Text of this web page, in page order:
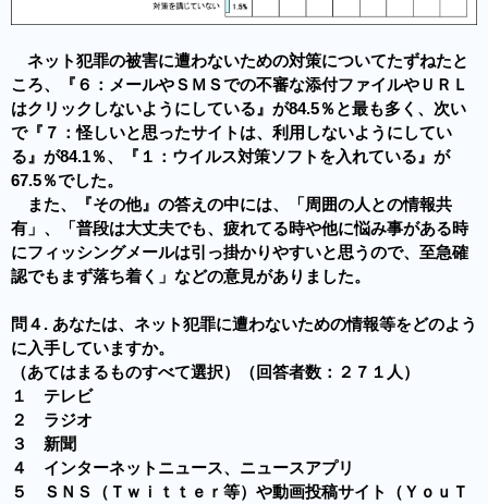
ネット犯罪の被害に遭わないための対策についてたずねたと
ころ、『６：メールやＳＭＳでの不審な添付ファイルやＵＲＬ
はクリックしないようにしている』が84.5％と最も多く、次い
で『７：怪しいと思ったサイトは、利用しないようにしてい
る』が84.1％、『１：ウイルス対策ソフトを入れている』が
67.5％でした。
また、『その他』の答えの中には、「周囲の人との情報共
有」、「普段は大丈夫でも、疲れてる時や他に悩み事がある時
にフィッシングメールは引っ掛かりやすいと思うので、至急確
認でもまず落ち着く」などの意見がありました。
問４. あなたは、ネット犯罪に遭わないための情報等をどのよう
に入手していますか。
（あてはまるものすべて選択）（回答者数：２７１人）
１ テレビ
２ ラジオ
３ 新聞
４ インターネットニュース、ニュースアプリ
５ ＳＮＳ（Ｔｗｉｔｔｅｒ等）や動画投稿サイト（ＹｏｕＴ